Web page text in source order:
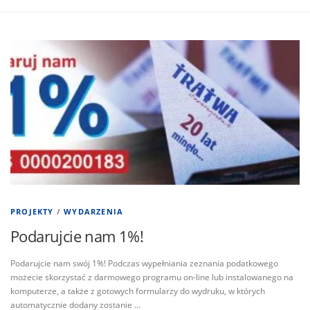
PROJEKTY /WYDARZENIA
Podarujcie nam 1%!
Podarujcie nam swój 1%! Podczas wypełniania zeznania podatkowego
możecie skorzystać z darmowego programu on-line lub instalowanego na
komputerze, a także z gotowych formularzy do wydruku, w których
automatycznie dodany zostanie …